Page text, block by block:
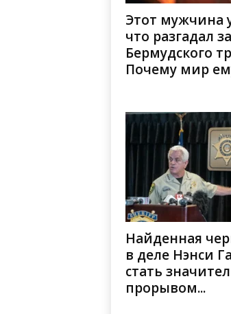
Этот мужчина
что разгадал
Бермудского
Почему мир
Найденная
в деле Нэнси
стать
прорывом...